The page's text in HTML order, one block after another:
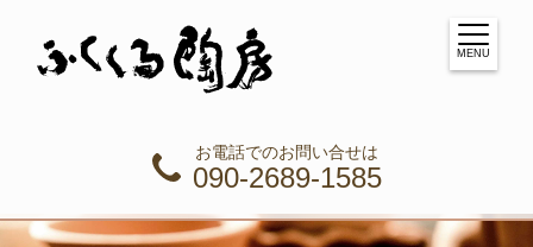
お電話でのお問い合せは
090-2689-1585
MENU